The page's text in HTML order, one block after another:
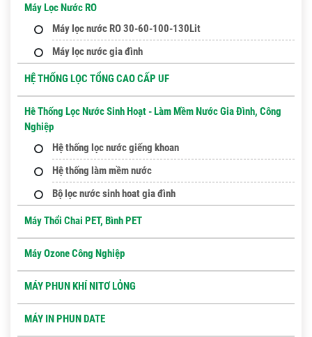
Máy Lọc Nước RO
Máy lọc nước RO 30-60-100-130Lit
Máy lọc nước gia đình
HỆ THỐNG LỌC TỔNG CAO CẤP UF
Hê Thống Lọc Nước Sinh Hoạt - Làm Mềm Nước Gia Đình, Công
Nghiệp
Hệ thống lọc nước giếng khoan
Hệ thống làm mềm nước
Bộ lọc nước sinh hoat gia đình
Máy Thổi Chai PET, Bình PET
Máy Ozone Công Nghiệp
MÁY PHUN KHÍ NITƠ LỎNG
MÁY IN PHUN DATE